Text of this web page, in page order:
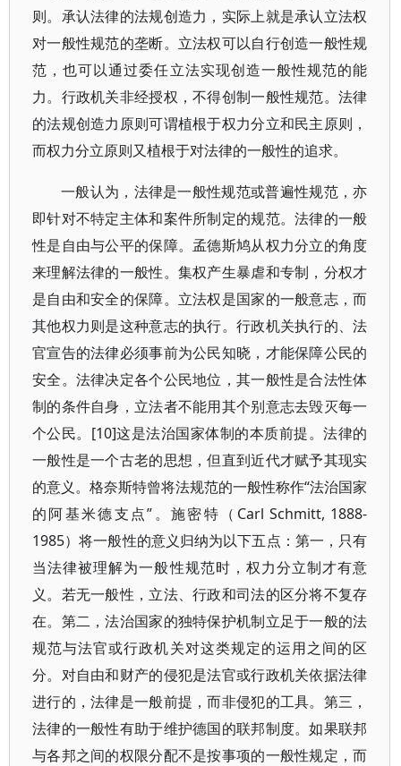
则。承认法律的法规创造力，实际上就是承认立法权
对一般性规范的垄断。立法权可以自行创造一般性规
范，也可以通过委任立法实现创造一般性规范的能
力。行政机关非经授权，不得创制一般性规范。法律
的法规创造力原则可谓植根于权力分立和民主原则，
而权力分立原则又植根于对法律的一般性的追求。
一般认为，法律是一般性规范或普遍性规范，亦
即针对不特定主体和案件所制定的规范。法律的一般
性是自由与公平的保障。孟德斯鸠从权力分立的角度
来理解法律的一般性。集权产生暴虐和专制，分权才
是自由和安全的保障。立法权是国家的一般意志，而
其他权力则是这种意志的执行。行政机关执行的、法
官宣告的法律必须事前为公民知晓，才能保障公民的
安全。法律决定各个公民地位，其一般性是合法性体
制的条件自身，立法者不能用其个别意志去毁灭每一
个公民。[10]这是法治国家体制的本质前提。法律的
一般性是一个古老的思想，但直到近代才赋予其现实
的意义。格奈斯特曾将法规范的一般性称作“法治国家
的阿基米德支点”。施密特（Carl Schmitt, 1888-
1985）将一般性的意义归纳为以下五点：第一，只有
当法律被理解为一般性规范时，权力分立制才有意
义。若无一般性，立法、行政和司法的区分将不复存
在。第二，法治国家的独特保护机制立足于一般的法
规范与法官或行政机关对这类规定的运用之间的区
分。对自由和财产的侵犯是法官或行政机关依据法律
进行的，法律是一般前提，而非侵犯的工具。第三，
法律的一般性有助于维护德国的联邦制度。如果联邦
与各邦之间的权限分配不是按事项的一般性规定，而